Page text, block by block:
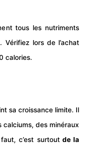
tous les nutriments
Vérifiez lors de l’achat
calories.
sa croissance limite. Il
calciums, des minéraux
c’est surtoutde la